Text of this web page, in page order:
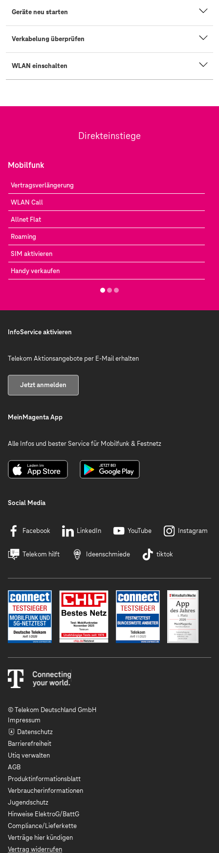
Geräte neu starten
Verkabelung überprüfen
WLAN einschalten
Direkteinstiege
Mobilfunk
Vertragsverlängerung
WLAN Call
Allnet Flat
Roaming
SIM aktivieren
Handy verkaufen
InfoService aktivieren
Telekom Aktionsangebote per E-Mail erhalten
Jetzt anmelden
MeinMagenta App
Alle Infos und bester Service für Mobilfunk & Festnetz
Social Media
Facebook LinkedIn YouTube Instagram
Telekom hilft Ideenschmiede tiktok
© Telekom Deutschland GmbH
Impressum
Datenschutz
Barrierefreiheit
Utiq verwalten
AGB
Produktinformationsblatt
Verbraucherinformationen
Jugendschutz
Hinweise ElektroG/BattG
Compliance/Lieferkette
Verträge hier kündigen
Vertrag widerrufen